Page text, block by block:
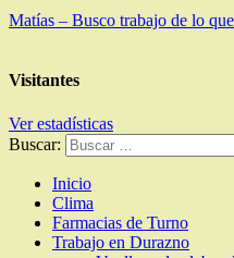
Matías – Busco trabajo de lo
Visitantes
Ver estadísticas
Buscar:
Inicio
Clima
Farmacias de Turno
Trabajo en Durazno